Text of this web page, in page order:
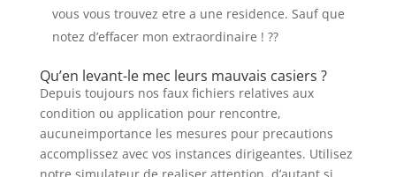
vous vous trouvez etre a une residence. Sauf que
notez d’effacer mon extraordinaire ! ??
Qu’en levant-le mec leurs mauvais casiers ?
Depuis toujours nos faux fichiers relatives aux
condition ou application pour rencontre,
aucuneimportance les mesures pour precautions
accomplissez avec vos instances dirigeantes. Utilisez